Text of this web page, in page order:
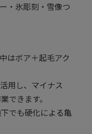
・氷彫刻・雪像つ
はボア＋起毛アク
用し、マイナス
できます。
でも硬化による亀